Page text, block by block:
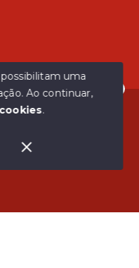
para te ajudar.
- Todos os direitos
uma
Ao continuar,
cookies.